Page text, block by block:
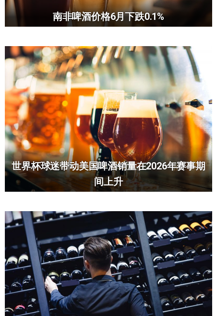
南非啤酒价格6月下跌0.1%
世界杯球迷带动美国啤酒销量在2026年赛事期
间上升